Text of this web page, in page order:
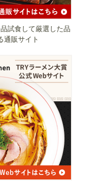
試食して厳選した品
通販サイト